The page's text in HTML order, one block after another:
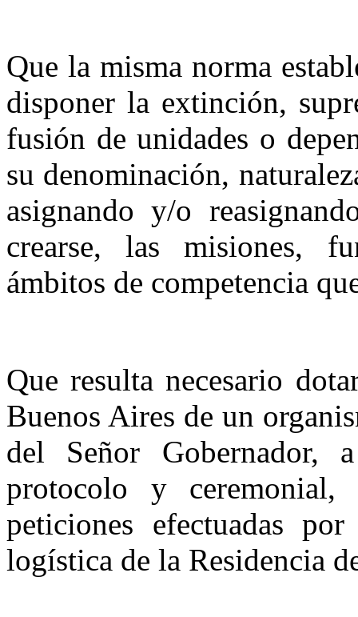
Que la misma norma
disponer la extinción,
fusión de unidades o
su denominación,
asignando y/o
crearse, las misiones,
ámbitos de competencia
Que resulta necesario
Buenos Aires de un
del Señor
protocolo y
peticiones efectuadas
logística de la Residencia